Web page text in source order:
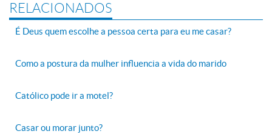
RELACIONADOS
É Deus quem escolhe a pessoa certa para eu me casar?
Como a postura da mulher influencia a vida do marido
Católico pode ir a motel?
Casar ou morar junto?